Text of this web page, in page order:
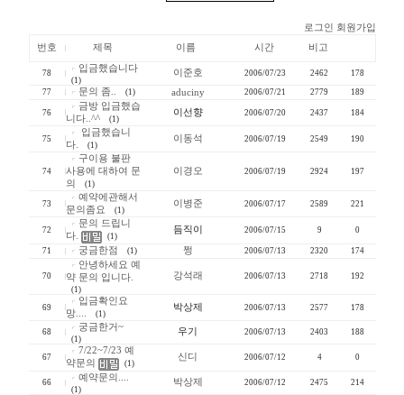
로그인
회원가입
번호
제목 이름 시간 비고
78 입금했습니다
(1)
이준호 2006/07/23 2462 178
77 문의 좀.. (1) aduciny 2006/07/21 2779 189
76
금방 입금했습
니다..^^
(1)
이선향 2006/07/20 2437 184
75
입금했습니
다.
(1)
이동석 2006/07/19 2549 190
74
구이용 불판
사용에 대하여 문
의
(1)
이경오 2006/07/19 2924 197
73
예약에관해서
문의좀요
(1)
이병준 2006/07/17 2589 221
72
문의 드립니
다.
(1)
듬직이 2006/07/15 9 0
71 궁금한점 (1) 쩡 2006/07/13 2320 174
70
안녕하세요 예
약 문의 입니다.
(1)
강석래 2006/07/13 2718 192
69
입금확인요
망....
(1)
박상제 2006/07/13 2577 178
68 궁금한거~
(1)
우기 2006/07/13 2403 188
67
7/22~7/23 예
약문의
(1)
신디 2006/07/12 4 0
66 예약문의....
(1)
박상제 2006/07/12 2475 214